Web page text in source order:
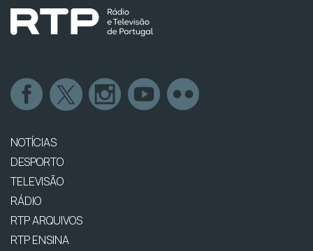
NOTÍCIAS
DESPORTO
TELEVISÃO
RÁDIO
RTP ARQUIVOS
RTP ENSINA